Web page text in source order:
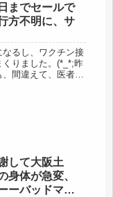
則、母とは性格が
ぱちでざっくばら
までセールで
方不明に、サ
るし、ワクチン接
りました。(*_*;昨
、間違えて、医者に
して大阪土
身体が急変、
ーバッドマ